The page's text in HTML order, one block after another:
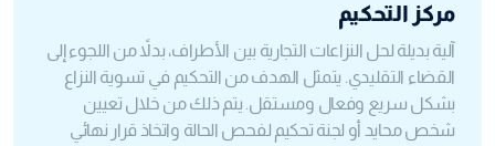
مركز التحكيم
آلية بديلة لحل النزاعات التجارية بين الأطراف، بدلاً من اللجوء إلى
القضاء التقليدي. يتمثل الهدف من التحكيم في تسوية النزاع
بشكل سريع وفعال ومستقل. يتم ذلك من خلال تعيين
شخص محايد أو لجنة تحكيم لفحص الحالة واتخاذ قرار نهائي